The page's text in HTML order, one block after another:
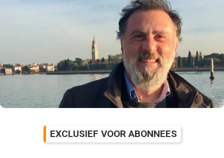
EXCLUSIEF VOOR ABONNEES